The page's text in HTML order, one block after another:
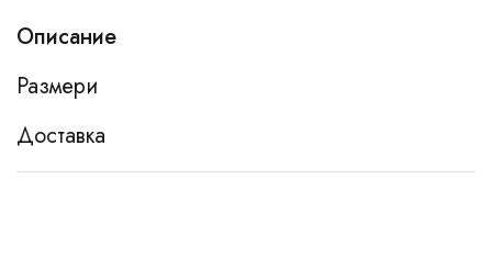
Описание
Размери
Доставка